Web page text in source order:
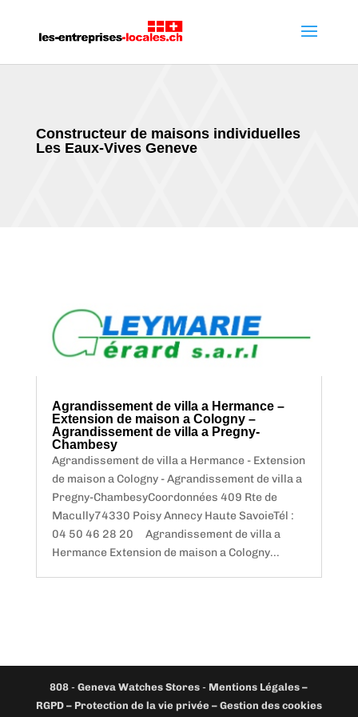
Constructeur de maisons individuelles
Les Eaux-Vives Geneve
Agrandissement de villa a Hermance –
Extension de maison a Cologny –
Agrandissement de villa a Pregny-
Chambesy
Agrandissement de villa a Hermance - Extension
de maison a Cologny - Agrandissement de villa a
Pregny-ChambesyCoordonnées 409 Rte de
Macully74330 Poisy Annecy Haute SavoieTél :
04 50 46 28 20 Agrandissement de villa a
Hermance Extension de maison a Cologny...
808 -Geneva Watches Stores - Mentions Légales –
RGPD – Protection de la vie privée – Gestion des cookies